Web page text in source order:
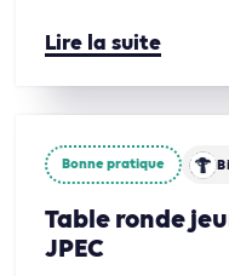
Lire la suite
Gestion des déchets
Bonne pratique
Table ronde
JPEC